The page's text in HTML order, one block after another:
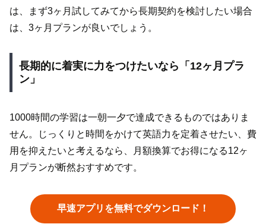
は、まず3ヶ月試してみてから長期契約を検討したい場合
は、3ヶ月プランが良いでしょう。
長期的に着実に力をつけたいなら「12ヶ月プラ
ン」
1000時間の学習は一朝一夕で達成できるものではありま
せん。じっくりと時間をかけて英語力を定着させたい、費
用を抑えたいと考えるなら、月額換算でお得になる12ヶ
月プランが断然おすすめです。
早速アプリを無料でダウンロード！